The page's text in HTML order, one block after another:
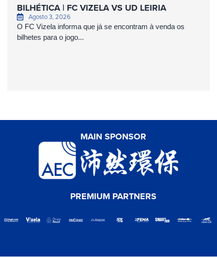
BILHÉTICA | FC VIZELA VS UD LEIRIA
Agosto 3, 2026
O FC Vizela informa que já se encontram à venda os
bilhetes para o jogo...
MAIN SPONSOR
PREMIUM PARTNERS